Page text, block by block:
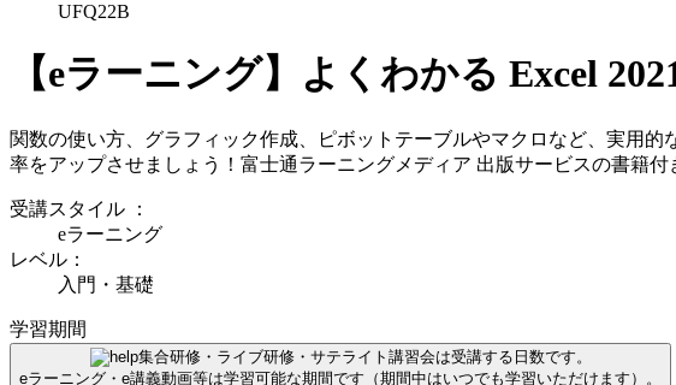
UFQ22B
【eラーニング】よくわかる Excel
関数の使い方、グラフィック作成、ピボットテーブルやマクロなど、実用
率をアップさせましょう！富士通ラーニングメディア 出版サービスの書籍付
受講スタイル ：
eラーニング
レベル：
入門・基礎
学習期間
集合研修・ライブ研修・サテライト講習会は受講する日数です。
eラーニング・e講義動画等は学習可能な期間です（期間中はいつでも学習いただけます）。